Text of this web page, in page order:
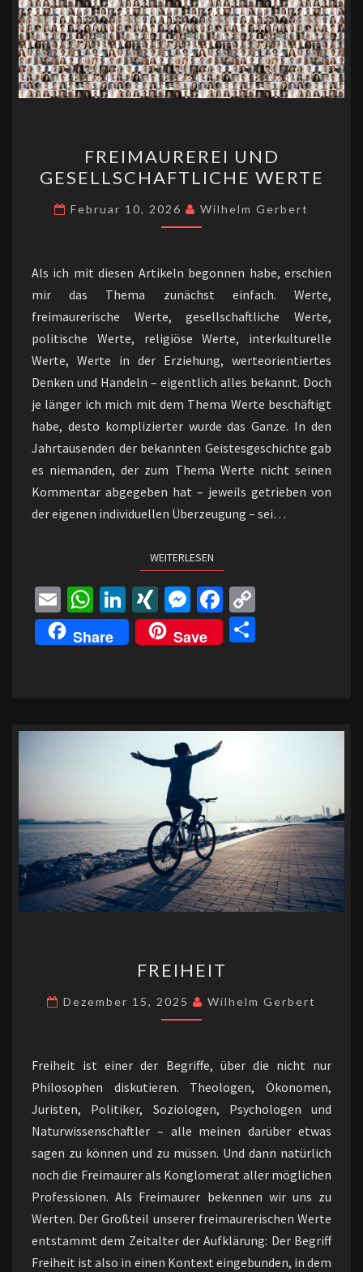
UND
GESELLSCHAFTLICHE
WERTE
FREIMAUREREI UND
GESELLSCHAFTLICHE WERTE
Februar 10, 2026 Wilhelm Gerbert
Als ich mit diesen Artikeln begonnen habe, erschien
mir das Thema zunächst einfach. Werte,
freimaurerische Werte, gesellschaftliche Werte,
politische Werte, religiöse Werte, interkulturelle
Werte, Werte in der Erziehung, werteorientiertes
Denken und Handeln – eigentlich alles bekannt. Doch
je länger ich mich mit dem Thema Werte beschäftigt
habe, desto komplizierter wurde das Ganze. In den
Jahrtausenden der bekannten Geistesgeschichte gab
es niemanden, der zum Thema Werte nicht seinen
Kommentar abgegeben hat – jeweils getrieben von
der eigenen individuellen Überzeugung – sei…
WEITERLESENWEITERLESEN
E
m
ai
W
h
at
p
Li
n
ke
XI
N
G
M
es
se
r
Fa
ce
b
k n
Share Save
FREIHEIT
Dezember 15, 2025 Wilhelm Gerbert
Freiheit ist einer der Begriffe, über die nicht nur
Philosophen diskutieren. Theologen, Ökonomen,
Juristen, Politiker, Soziologen, Psychologen und
Naturwissenschaftler – alle meinen darüber etwas
sagen zu können und zu müssen. Und dann natürlich
noch die Freimaurer als Konglomerat aller möglichen
Professionen. Als Freimaurer bekennen wir uns zu
Werten. Der Großteil unserer freimaurerischen Werte
entstammt dem Zeitalter der Aufklärung: Der Begriff
Freiheit ist also in einen Kontext eingebunden, in dem